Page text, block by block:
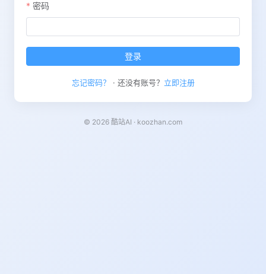
密码
登录
忘记密码？ · 还没有账号？ 立即注册
© 2026 酷站AI · koozhan.com